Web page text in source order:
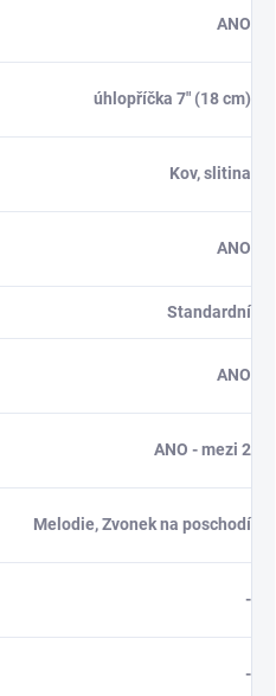
ANO
úhlopříčka 7" (18 cm)
Kov, slitina
ANO
Standardní
ANO
ANO - mezi 2
Melodie, Zvonek na poschodí
-
-